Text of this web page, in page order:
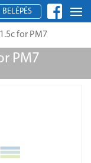
BELÉPÉS
for PM7
PM7